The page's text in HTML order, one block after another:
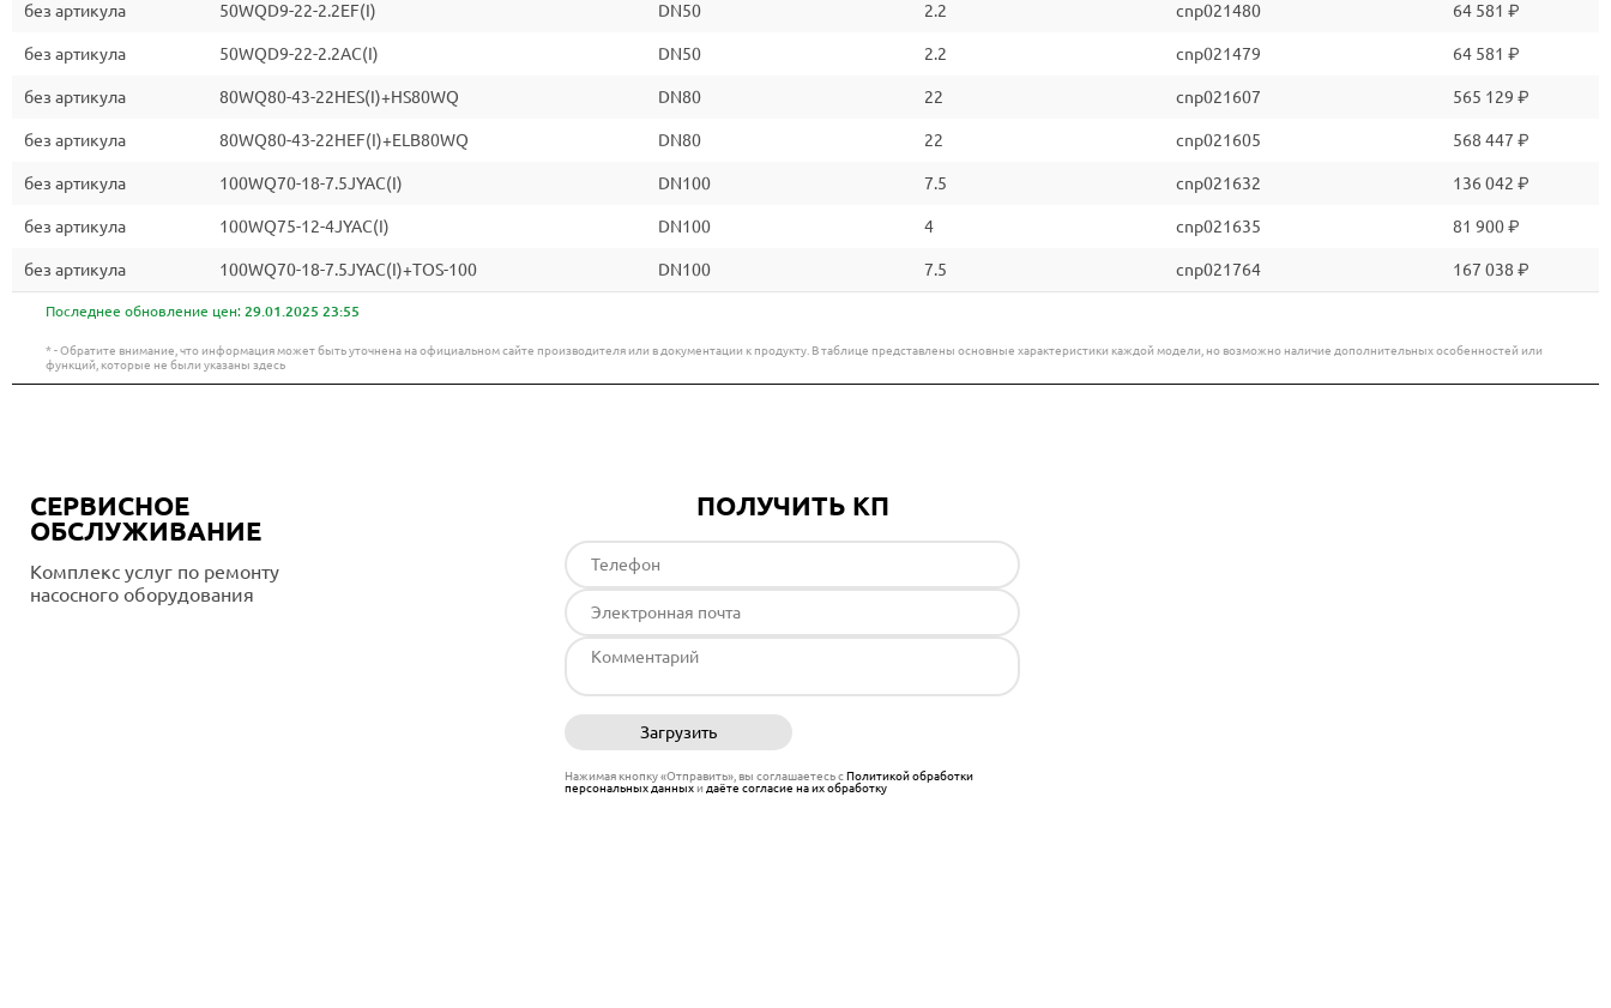
без артикула 50WQD9-22-2.2EF(I) DN50 2.2 cnp021480 64 581 ₽
без артикула 50WQD9-22-2.2AC(I) DN50 2.2 cnp021479 64 581 ₽
без артикула 80WQ80-43-22HES(I)+HS80WQ DN80 22 cnp021607 565 129 ₽
без артикула 80WQ80-43-22HEF(I)+ELB80WQ DN80 22 cnp021605 568 447 ₽
без артикула 100WQ70-18-7.5JYAC(I) DN100 7.5 cnp021632 136 042 ₽
без артикула 100WQ75-12-4JYAC(I) DN100 4 cnp021635 81 900 ₽
без артикула 100WQ70-18-7.5JYAC(I)+TOS-100 DN100 7.5 cnp021764 167 038 ₽
Последнее обновление цен: 29.01.2025 23:55
* - Обратите внимание, что информация может быть уточнена на официальном сайте производителя или в документации к продукту. В таблице представлены основные характеристики каждой модели, но возможно наличие дополнительных особенностей или
функций, которые не были указаны здесь
СЕРВИСНОЕ
ОБСЛУЖИВАНИЕ
Комплекс услуг по ремонту
насосного оборудования
ПОЛУЧИТЬ КП
Загрузить
Нажимая кнопку «Отправить», вы соглашаетесь сПолитикой обработки
персональных данныхи даёте согласие на их обработку